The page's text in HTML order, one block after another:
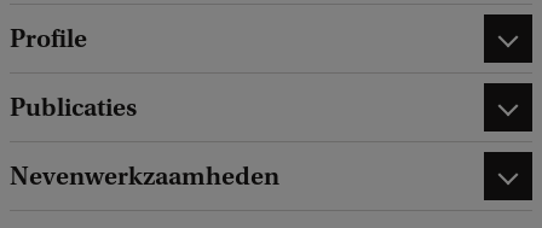
Profile
Publicaties
Nevenwerkzaamheden
d
b
a
k